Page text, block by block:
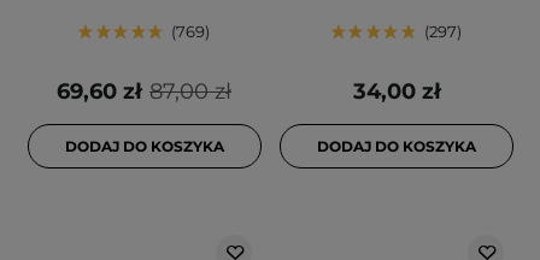
769
87,00 zł
69,60 zł
DODAJ DO KOSZYKA
297
34,00 zł
DODAJ DO KOSZYKA